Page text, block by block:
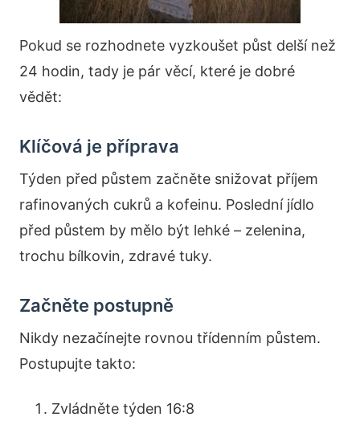
Pokud se rozhodnete vyzkoušet půst delší než
24 hodin, tady je pár věcí, které je dobré
vědět:
Klíčová je příprava
Týden před půstem začněte snižovat příjem
rafinovaných cukrů a kofeinu. Poslední jídlo
před půstem by mělo být lehké – zelenina,
trochu bílkovin, zdravé tuky.
Začněte postupně
Nikdy nezačínejte rovnou třídenním půstem.
Postupujte takto:
Zvládněte týden 16:8